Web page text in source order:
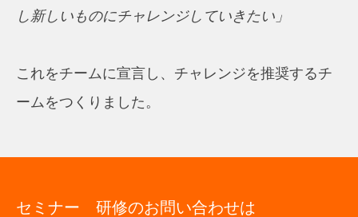
し新しいものにチャレンジしていきたい」
これをチームに宣言し、チャレンジを推奨するチ
ームをつくりました。
セミナー 研修のお問い合わせは